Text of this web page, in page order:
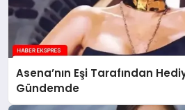
Asena’nın Eşi Tarafından
Gündemde